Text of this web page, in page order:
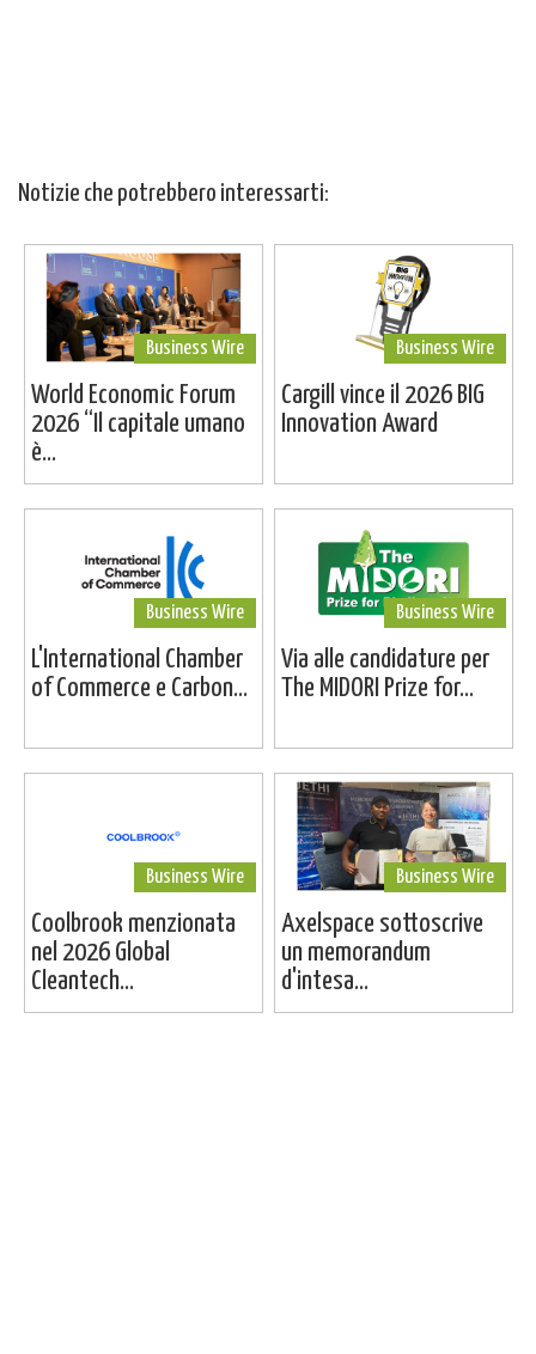
Notizie che potrebbero interessarti:
Business Wire
World Economic Forum
2026 “Il capitale umano
è...
Business Wire
Cargill vince il 2026 BIG
Innovation Award
Business Wire
L'International Chamber
of Commerce e Carbon...
Business Wire
Via alle candidature per
The MIDORI Prize for...
Business Wire
Coolbrook menzionata
nel 2026 Global
Cleantech...
Business Wire
Axelspace sottoscrive
un memorandum
d'intesa...